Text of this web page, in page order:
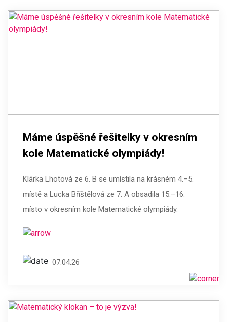
Máme úspěšné řešitelky v okresním
kole Matematické olympiády!
Klárka Lhotová ze 6. B se umístila na krásném 4.–5.
místě a Lucka Bříštělová ze 7. A obsadila 15.–16.
místo v okresním kole Matematické olympiády.
07.04.26